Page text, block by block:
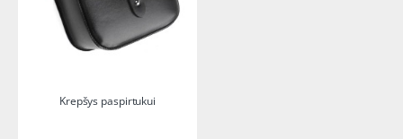
Krepšys paspirtukui